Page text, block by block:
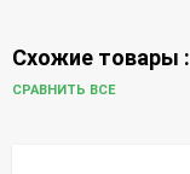
Схожие товары :
СРАВНИТЬ ВСЕ